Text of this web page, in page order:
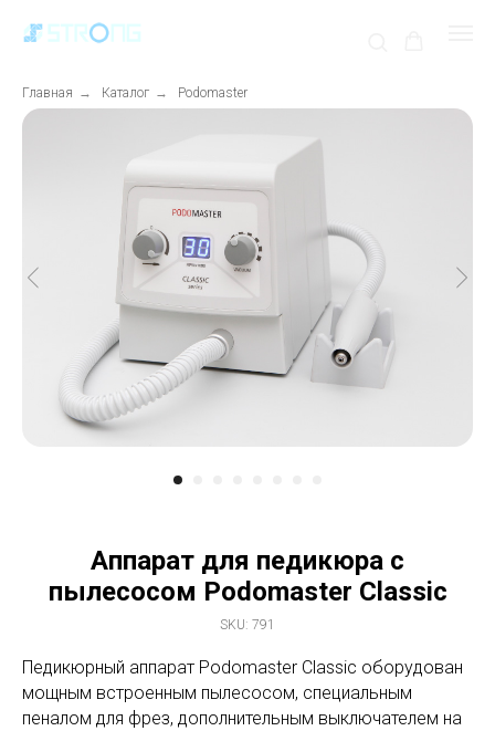
Главная → Каталог → Podomaster
Аппарат для педикюра с
пылесосом Podomaster Classic
SKU: 791
Педикюрный аппарат Podomaster Classic оборудован
мощным встроенным пылесосом, специальным
пеналом для фрез, дополнительным выключателем на